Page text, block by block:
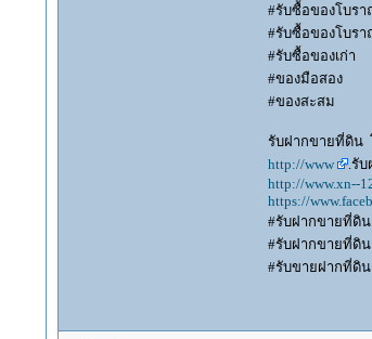
#รับซื้อของโบรา
#รับซื้อของโบร
#รับซื้อของเก่า
#ของมือสอง
#ของสะสม
รับฝากขายที่ดิน โ
http://www
.รับ
http://www.xn--
https://
#รับฝากขายที่ดิน
#รับฝากขายที่ดิน
#รับขายฝากที่ดิน